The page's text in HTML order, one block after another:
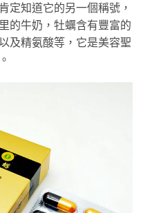
定知道它的另一個稱號，
的牛奶，牡蠣含有豐富的
及精氨酸等，它是美容聖